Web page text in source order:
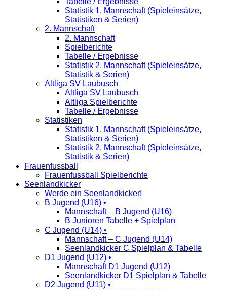
Statistik 1. Mannschaft (Spieleinsätze,
Statistiken & Serien)
2. Mannschaft
2. Mannschaft
Spielberichte
Tabelle / Ergebnisse
Statistik 2. Mannschaft (Spieleinsätze,
Statistik & Serien)
Altliga SV Laubusch
Altliga SV Laubusch
Altliga Spielberichte
Tabelle / Ergebnisse
Statistiken
Statistik 1. Mannschaft (Spieleinsätze,
Statistiken & Serien)
Statistik 2. Mannschaft (Spieleinsätze,
Statistik & Serien)
Frauenfussball
Frauenfussball Spielberichte
Seenlandkicker
Werde ein Seenlandkicker!
B Jugend (U16) •
Mannschaft – B Jugend (U16)
B Junioren Tabelle + Spielplan
C Jugend (U14) •
Mannschaft – C Jugend (U14)
Seenlandkicker C Spielplan & Tabelle
D1 Jugend (U12) •
Mannschaft D1 Jugend (U12)
Seenlandkicker D1 Spielplan & Tabelle
D2 Jugend (U11) •